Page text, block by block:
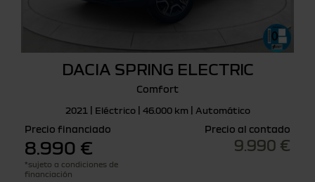
DACIA SPRING ELECTRIC
Comfort
2021 | Eléctrico | 46.000 km | Automático
Precio financiado
8.990 €
*sujeto a condiciones de
financiación
Precio al contado
9.990 €